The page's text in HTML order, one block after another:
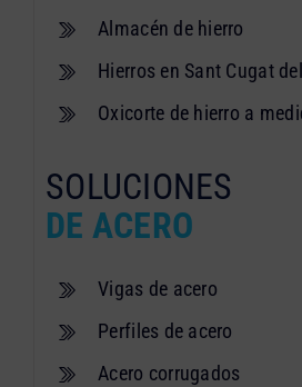
Almacén de hierro
Hierros en Sant Cugat
Oxicorte de hierro a
SOLUCIONES
DE ACERO
Vigas de acero
Perfiles de acero
Acero corrugados